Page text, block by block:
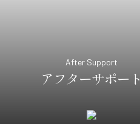
After Support
アフターサポート